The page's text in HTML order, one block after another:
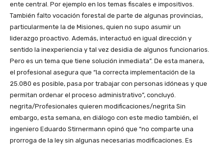
ente central. Por ejemplo en los temas fiscales e impositivos.
También falto vocación forestal de parte de algunas provincias,
particularmente la de Misiones, quien no supo asumir un
liderazgo proactivo. Además, interactuó en igual dirección y
sentido la inexperiencia y tal vez desidia de algunos funcionarios.
Pero es un tema que tiene solución inmediata”. De esta manera,
el profesional asegura que “la correcta implementación de la
25.080 es posible, pasa por trabajar con personas idóneas y que
permitan ordenar el proceso administrativo”, concluyó.
negrita/Profesionales quieren modificaciones/negrita Sin
embargo, esta semana, en diálogo con este medio también, el
ingeniero Eduardo Stirnermann opinó que “no comparte una
prorroga de la ley sin algunas necesarias modificaciones. Es